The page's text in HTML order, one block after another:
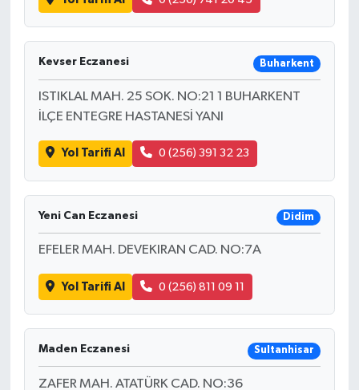
Kevser Eczanesi Buharkent
ISTIKLAL MAH. 25 SOK. NO:21 1 BUHARKENT
İLÇE ENTEGRE HASTANESİ YANI
Yol Tarifi Al 0 (256) 391 32 23
Yeni Can Eczanesi Didim
EFELER MAH. DEVEKIRAN CAD. NO:7A
Yol Tarifi Al 0 (256) 811 09 11
Maden Eczanesi Sultanhisar
ZAFER MAH. ATATÜRK CAD. NO:36